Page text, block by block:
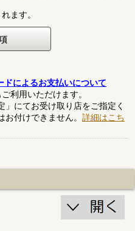
ます。
ドによるお支払いについて
利用いただけます。
」にてお受け取り店をご指定く
付けできません。 詳細はこち